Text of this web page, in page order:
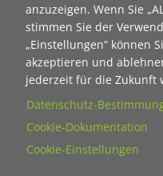
anzuzeigen. Wenn Sie
stimmen Sie der
„Einstellungen“ können
akzeptieren und
jederzeit für die Zukunft
Datenschutz-
Cookie-Dokumentation
Cookie-Einstellungen
Nachname
E-Mail
Wie dürfen wir Sie in
Sie